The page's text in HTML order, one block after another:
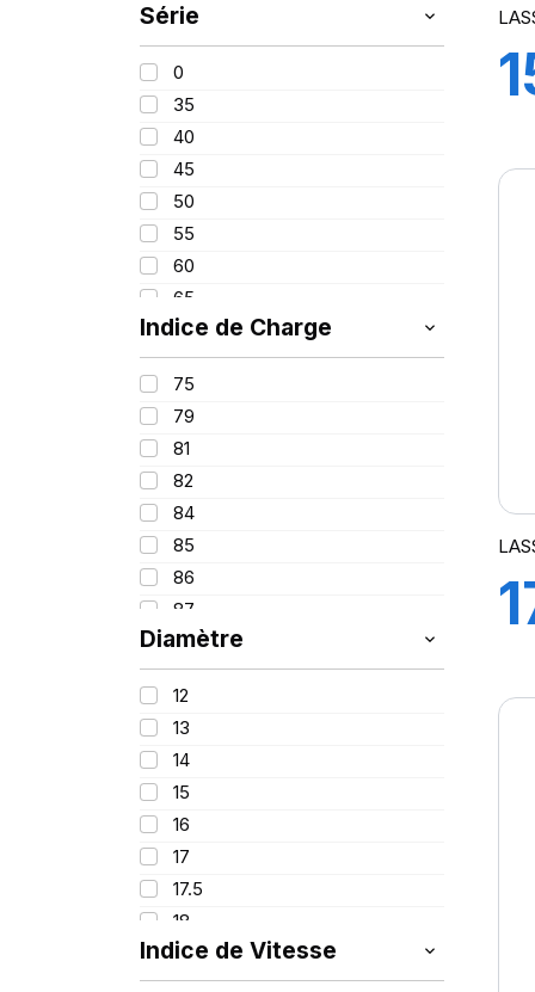
SPEEDWAYS
215
225
235
245
255
265
275
295
Série
0
35
40
45
50
55
60
65
70
75
80
82
100
Indice de Charge
75
79
81
82
84
85
86
87
88
88/66
91
91/89
92
93
94
95
96
98
Diamètre
12
13
14
15
16
17
17.5
18
19
20
Indice de Vitesse